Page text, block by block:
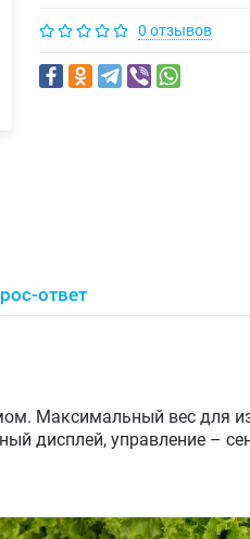
0 отзывов
ответ
Максимальный вес для
дисплей, управление –